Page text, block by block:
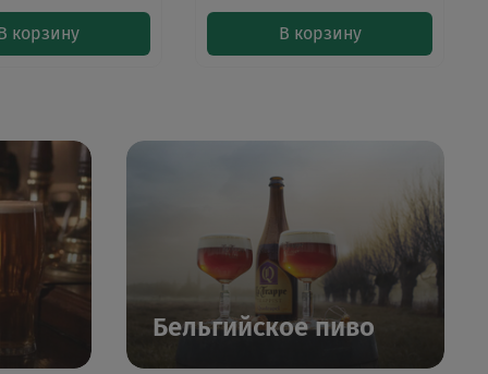
корзину В корзину
Бельгийское пиво